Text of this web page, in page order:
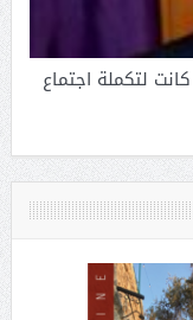
لتكملة اجتماع